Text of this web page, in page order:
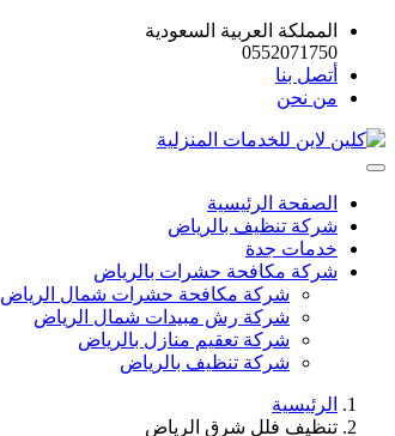
المملكة العربية السعودية
0552071750
أتصل بنا
من نحن
الصفحة الرئيسية
شركة تنظيف بالرياض
خدمات جدة
شركة مكافحة حشرات بالرياض
شركة مكافحة حشرات شمال الرياض
شركة رش مبيدات شمال الرياض
شركة تعقيم منازل بالرياض
شركة تنظيف بالرياض
الرئيسية
تنظيف فلل شرق الرياض